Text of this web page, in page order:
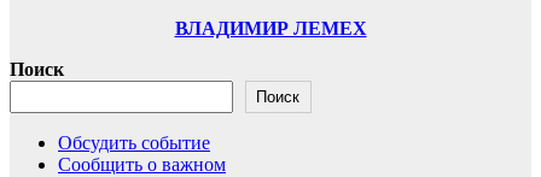
ВЛАДИМИР ЛЕМЕХ
Поиск
Поиск
Обсудить событие
Сообщить о важном